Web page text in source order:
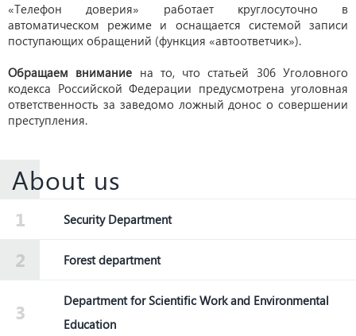
«Телефон доверия» работает круглосуточно в
автоматическом режиме и оснащается системой записи
поступающих обращений (функция «автоответчик»).
Обращаем внимание на то, что статьей 306 Уголовного
кодекса Российской Федерации предусмотрена уголовная
ответственность за заведомо ложный донос о совершении
преступления.
About us
Security Department
Forest department
Department for Scientific Work and Environmental
Education